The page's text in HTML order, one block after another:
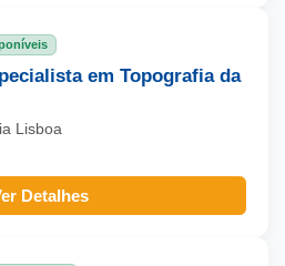
em Topografia da
Lisboa
Detalhes